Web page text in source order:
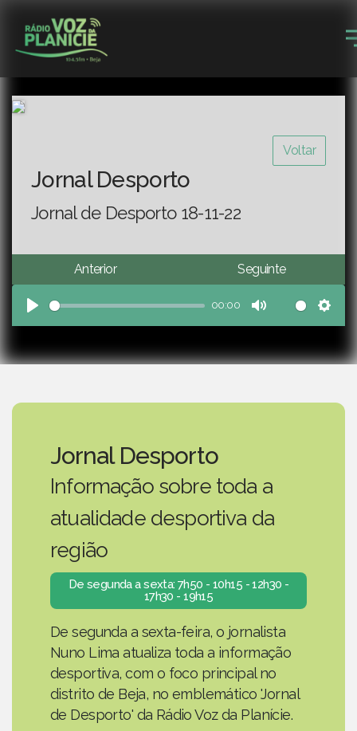
Voltar
Jornal Desporto
Jornal de Desporto 18-11-22
Anterior Seguinte
Play
00:00
Mute
Jornal Desporto
Informação sobre toda a
atualidade desportiva da
região
De segunda a sexta: 7h50 - 10h15 - 12h30 -
17h30 - 19h15
De segunda a sexta-feira, o jornalista
Nuno Lima atualiza toda a informação
desportiva, com o foco principal no
distrito de Beja, no emblemático 'Jornal
de Desporto' da Rádio Voz da Planície.